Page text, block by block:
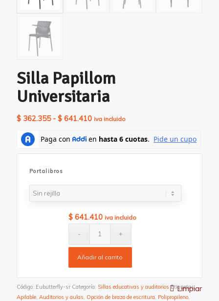
Silla Papillom
Universitaria
$362.355 - $641.410Rango
precios:
desde
iva incluido
Portalibros
Limpiar
$641.410 iva incluido
Añadir al carrito
Código: Eubutterfly-sr Categoría: Sillas educativas y auditorios Etiquetas:
Apilable, Auditorios y aulas, Opción de brazo de escritura, Polipropileno,